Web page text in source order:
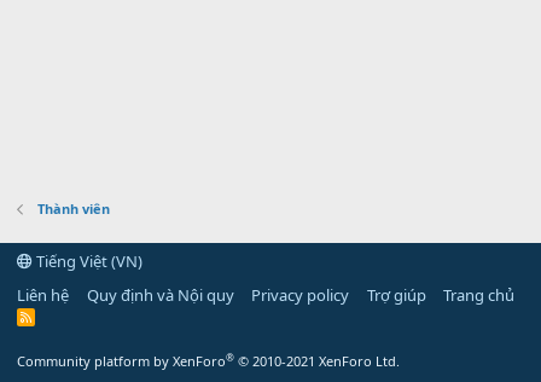
Thành viên
Tiếng Việt (VN)
Liên hệ
Quy định và Nội quy Privacy policy Trợ giúp Trang chủ
R
Community platform by XenForo® © 2010-2021 XenForo Ltd.